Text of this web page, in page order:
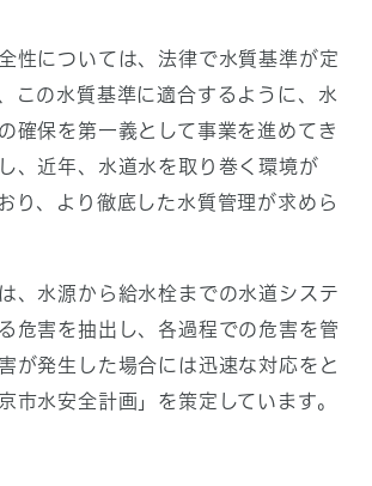
性については、法律で水質基準が定
この水質基準に適合するように、水
確保を第一義として事業を進めてき
、近年、水道水を取り巻く環境が
り、より徹底した水質管理が求めら
、水源から給水栓までの水道システ
危害を抽出し、各過程での危害を管
が発生した場合には迅速な対応をと
市水安全計画」を策定しています。